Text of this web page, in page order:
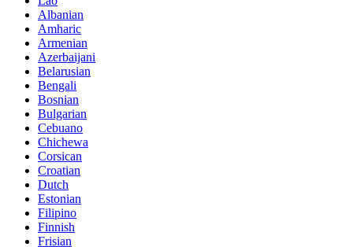
Albanian
Amharic
Armenian
Azerbaijani
Belarusian
Bengali
Bosnian
Bulgarian
Cebuano
Chichewa
Corsican
Croatian
Dutch
Estonian
Filipino
Finnish
Frisian